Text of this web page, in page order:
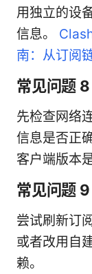
用独立的设
信息。
南：从订阅
常见问题
先检查网络
信息是否正
客户端版本
常见问题 9
尝试刷新订
或者改用自
赖。